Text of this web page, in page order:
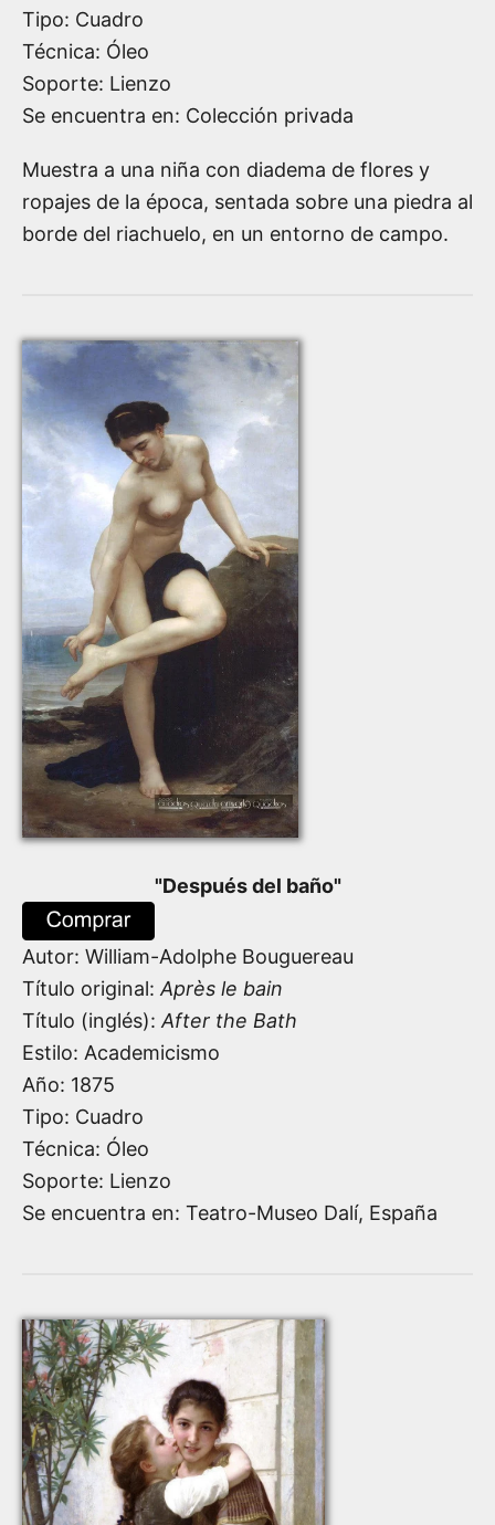
Tipo: Cuadro
Técnica: Óleo
Soporte: Lienzo
Se encuentra en: Colección privada
Muestra a una niña con diadema de flores y
ropajes de la época, sentada sobre una piedra al
borde del riachuelo, en un entorno de campo.
"Después del baño"
Autor: William-Adolphe Bouguereau
Título original:Après le bain
Título (inglés):After the Bath
Estilo: Academicismo
Año: 1875
Tipo: Cuadro
Técnica: Óleo
Soporte: Lienzo
Se encuentra en: Teatro-Museo Dalí, España